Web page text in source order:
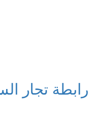
رابطة تجار